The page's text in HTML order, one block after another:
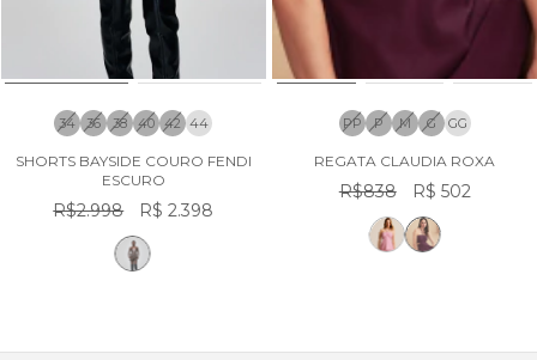
34 36 38 40 42 44
SHORTS BAYSIDE COURO FENDI
ESCURO
R$2.998 R$ 2.398
PP P M G GG
REGATA CLAUDIA ROXA
R$838 R$ 502